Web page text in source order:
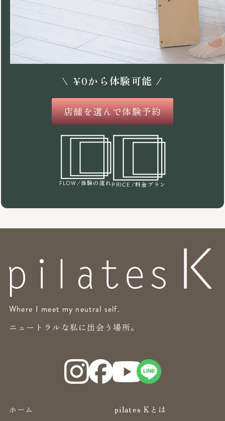
\ ¥0から体験可能 /
店舗を選んで体験予約
FLOW /体験の流れPRICE /料金プラン
Where I meet my neutral self.
ニュートラルな私に出会う場所。
ホーム
pilates Kとは